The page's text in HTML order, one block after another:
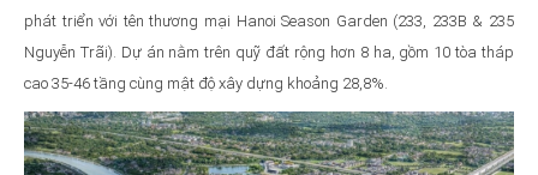
phát triển với tên thương mại Hanoi Season Garden (233, 233B & 235
Nguyễn Trãi). Dự án nằm trên quỹ đất rộng hơn 8 ha, gồm 10 tòa tháp
cao 35-46 tầng cùng mật độ xây dựng khoảng 28,8%.